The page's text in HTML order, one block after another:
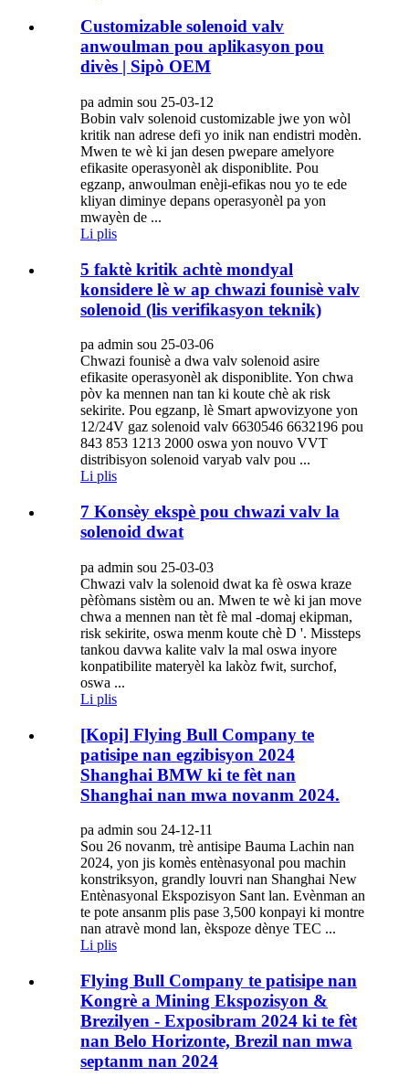
Customizable solenoid valv
anwoulman pou aplikasyon pou
divès | Sipò OEM
pa admin sou 25-03-12
Bobin valv solenoid customizable jwe yon wòl
kritik nan adrese defi yo inik nan endistri modèn.
Mwen te wè ki jan desen pwepare amelyore
efikasite operasyonèl ak disponiblite. Pou
egzanp, anwoulman enèji-efikas nou yo te ede
kliyan diminye depans operasyonèl pa yon
mwayèn de ...
Li plis
5 faktè kritik achtè mondyal
konsidere lè w ap chwazi founisè valv
solenoid (lis verifikasyon teknik)
pa admin sou 25-03-06
Chwazi founisè a dwa valv solenoid asire
efikasite operasyonèl ak disponiblite. Yon chwa
pòv ka mennen nan tan ki koute chè ak risk
sekirite. Pou egzanp, lè Smart apwovizyone yon
12/24V gaz solenoid valv 6630546 6632196 pou
843 853 1213 2000 oswa yon nouvo VVT
distribisyon solenoid varyab valv pou ...
Li plis
7 Konsèy ekspè pou chwazi valv la
solenoid dwat
pa admin sou 25-03-03
Chwazi valv la solenoid dwat ka fè oswa kraze
pèfòmans sistèm ou an. Mwen te wè ki jan move
chwa a mennen nan tèt fè mal -domaj ekipman,
risk sekirite, oswa menm koute chè D '. Missteps
tankou davwa kalite valv la mal oswa inyore
konpatibilite materyèl ka lakòz fwit, surchof,
oswa ...
Li plis
[Kopi] Flying Bull Company te
patisipe nan egzibisyon 2024
Shanghai BMW ki te fèt nan
Shanghai nan mwa novanm 2024.
pa admin sou 24-12-11
Sou 26 novanm, trè antisipe Bauma Lachin nan
2024, yon jis komès entènasyonal pou machin
konstriksyon, grandly louvri nan Shanghai New
Entènasyonal Ekspozisyon Sant lan. Evènman an
te pote ansanm plis pase 3,500 konpayi ki montre
nan atravè mond lan, èkspoze dènye TEC ...
Li plis
Flying Bull Company te patisipe nan
Kongrè a Mining Ekspozisyon &
Brezilyen - Exposibram 2024 ki te fèt
nan Belo Horizonte, Brezil nan mwa
septanm nan 2024